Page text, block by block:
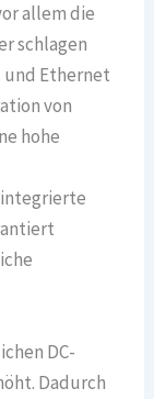
allem die
schlagen
und Ethernet
von
hohe
DC-
Dadurch